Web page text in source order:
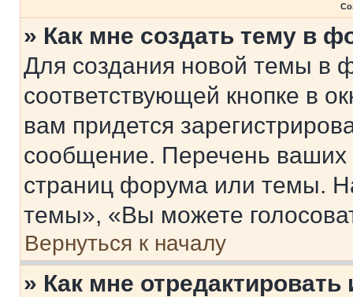
» Как мне создать тему в
Для создания новой темы в
соответствующей кнопке в
вам придется
сообщение. Перечень ваших
страниц форума или темы.
темы», «Вы можете
Вернуться к началу
» Как мне